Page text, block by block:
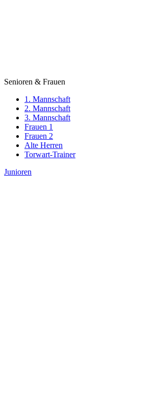
Senioren & Frauen
1. Mannschaft
2. Mannschaft
3. Mannschaft
Frauen 1
Frauen 2
Alte Herren
Torwart-Trainer
Junioren